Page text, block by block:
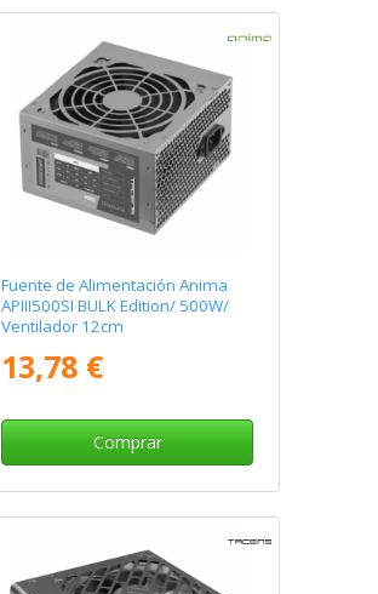
Fuente de Alimentación Anima
APIII500SI BULK Edition/ 500W/
Ventilador 12cm
13,78 €
Comprar